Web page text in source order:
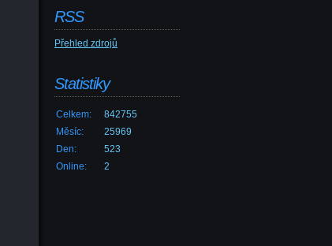
RSS
Přehled zdrojů
Statistiky
Online: 2
Celkem:
842755
Měsíc:
25969
Den:
523